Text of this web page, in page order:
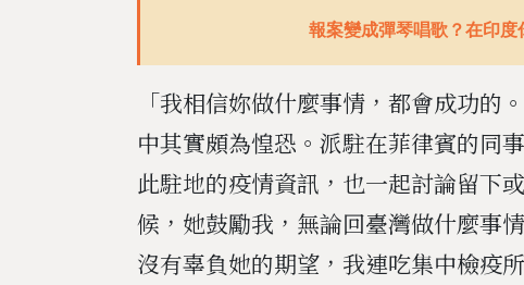
報案變成彈琴唱歌？在印
「我相信妳做什麼事情，都會成功的
中其實頗為惶恐。派駐在菲律賓的同
此駐地的疫情資訊，也一起討論留下
候，她鼓勵我，無論回臺灣做什麼事
沒有辜負她的期望，我連吃集中檢疫